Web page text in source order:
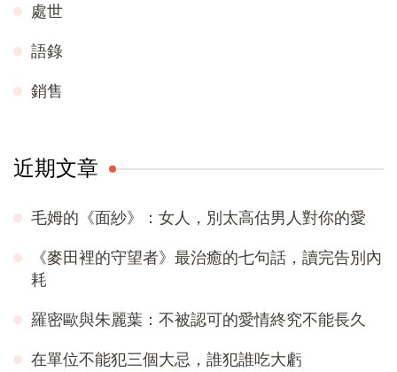
處世
語錄
銷售
近期文章
毛姆的《面紗》：女人，別太高估男人對你的愛
《麥田裡的守望者》最治癒的七句話，讀完告別內
耗
羅密歐與朱麗葉：不被認可的愛情終究不能長久
在單位不能犯三個大忌，誰犯誰吃大虧